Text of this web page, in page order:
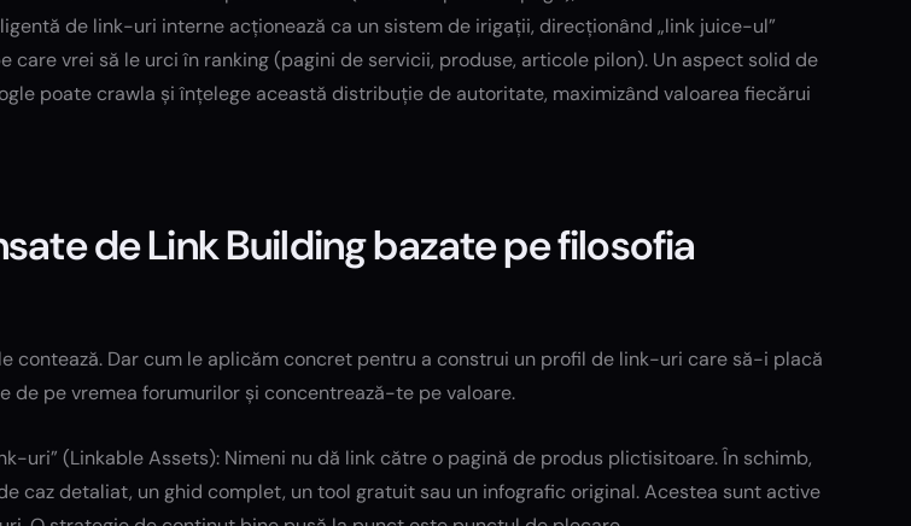
de link-uri interne acționează ca un sistem de irigații, direcționând „link juice-ul”
care vrei să le urci în ranking (pagini de servicii, produse, articole pilon). Un aspect solid de
poate crawla și înțelege această distribuție de autoritate, maximizând valoarea fiecărui
de Link Building bazate pe filosofia
contează. Dar cum le aplicăm concret pentru a construi un profil de link-uri care să-i placă
de pe vremea forumurilor și concentrează-te pe valoare.
uri” (Linkable Assets): Nimeni nu dă link către o pagină de produs plictisitoare. În schimb,
caz detaliat, un ghid complet, un tool gratuit sau un infografic original. Acestea sunt active